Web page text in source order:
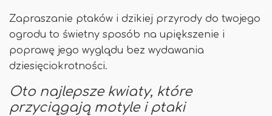
Zapraszanie ptaków i dzikiej przyrody do twojego
ogrodu to świetny sposób na upiększenie i
poprawę jego wyglądu bez wydawania
dziesięciokrotności.
Oto najlepsze kwiaty, które
przyciągają motyle i ptaki